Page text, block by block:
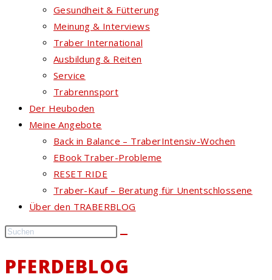
Gesundheit & Fütterung
Meinung & Interviews
Traber International
Ausbildung & Reiten
Service
Trabrennsport
Der Heuboden
Meine Angebote
Back in Balance – TraberIntensiv-Wochen
EBook Traber-Probleme
RESET RIDE
Traber-Kauf – Beratung für Unentschlossene
Über den TRABERBLOG
PFERDEBLOG